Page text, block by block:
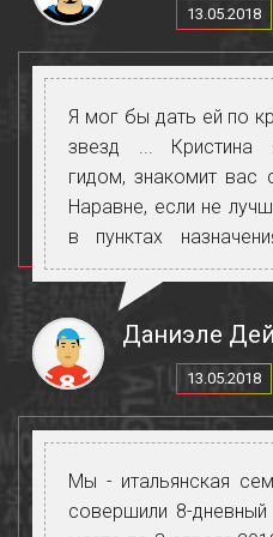
Спасибо, Кристина,
поездку красивой и
13.05.2018
Я мог бы дать ей по
звезд ... Кристина
гидом, знакомит вас
Наравне, если не
в пунктах
популярных. Опыт
каких-либо сомнений.
Даниэле
13.05.2018
Мы - итальянская
совершили 8-